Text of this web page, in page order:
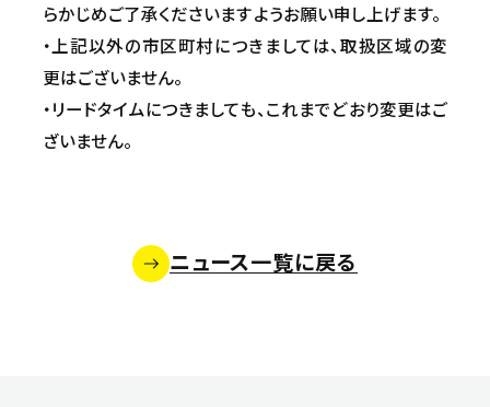
らかじめご了承くださいますようお願い申し上げます。
・上記以外の市区町村につきましては、取扱区域の変
更はございません。
・リードタイムにつきましても、これまでどおり変更はご
ざいません。
ニュース一覧に戻る